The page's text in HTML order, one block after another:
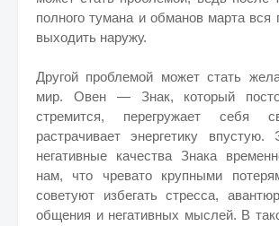
полного тумана и обманов марта вся
выходить наружу.
Другой проблемой может стать
мир. Овен — Знак, который
стремится, перегружает себя
растрачивает энергетику
негативные качества Знака
нам, что чревато крупными
советуют избегать стресса,
общения и негативных мыслей. В